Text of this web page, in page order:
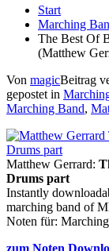
Start
Marching
The Best Of
(Matthew
Von magicBeitrag
gepostet in
Marching Band,
Matthew Gerrard:
Drums part
Instantly
marching band of
Noten für:
zum Noten